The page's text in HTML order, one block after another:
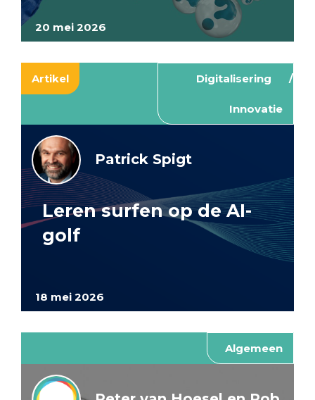
20 mei 2026
Artikel Digitalisering
Innovatie
18 mei 2026
Patrick Spigt
Leren surfen op de AI-
golf
Algemeen